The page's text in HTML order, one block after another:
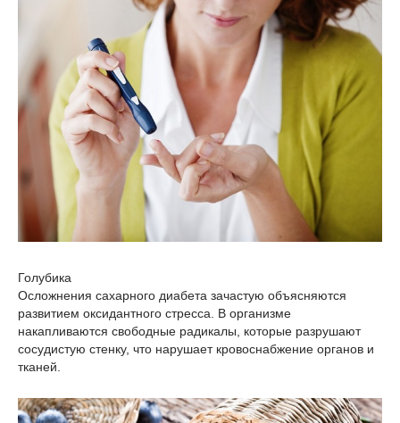
Голубика
Осложнения сахарного диабета зачастую объясняются
развитием оксидантного стресса. В организме
накапливаются свободные радикалы, которые разрушают
сосудистую стенку, что нарушает кровоснабжение органов и
тканей.